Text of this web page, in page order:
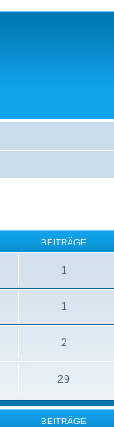
BEITRÄGE
1
1
2
29
BEITRÄGE